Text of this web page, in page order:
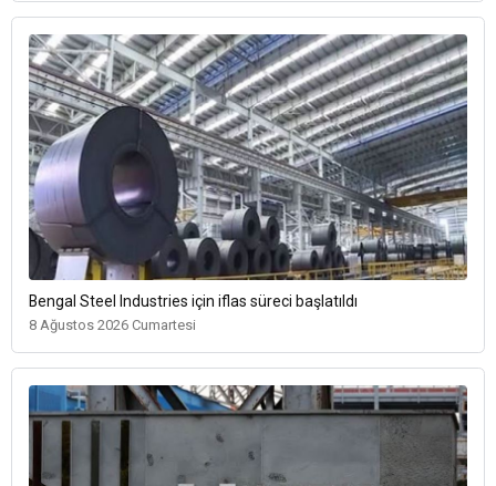
Bengal Steel Industries için iflas süreci başlatıldı
8 Ağustos 2026 Cumartesi